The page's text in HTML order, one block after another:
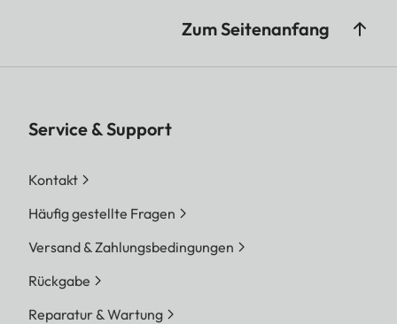
Zum Seitenanfang
Service & Support
Kontakt
Häufig gestellte Fragen
Versand & Zahlungsbedingungen
Rückgabe
Reparatur & Wartung